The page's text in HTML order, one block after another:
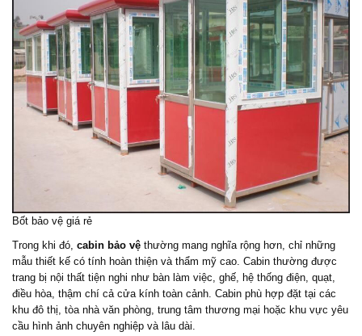
Bốt bảo vệ giá rẻ
Trong khi đó, cabin bảo vệ thường mang nghĩa rộng hơn, chỉ những
mẫu thiết kế có tính hoàn thiện và thẩm mỹ cao. Cabin thường được
trang bị nội thất tiện nghi như bàn làm việc, ghế, hệ thống điện, quạt,
điều hòa, thậm chí cả cửa kính toàn cảnh. Cabin phù hợp đặt tại các
khu đô thị, tòa nhà văn phòng, trung tâm thương mại hoặc khu vực yêu
cầu hình ảnh chuyên nghiệp và lâu dài.